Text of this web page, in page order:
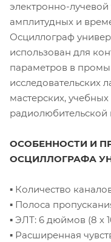
электронно-
амплитудных и
Осциллограф
использован для
параметров в
исследовательских
мастерских,
радиолюбительской
ОСОБЕННОСТИ И
ОСЦИЛЛОГРАФА
▪ Количество
▪ Полоса
▪ ЭЛТ: 6 дюймов (8 х
▪ Расширенная